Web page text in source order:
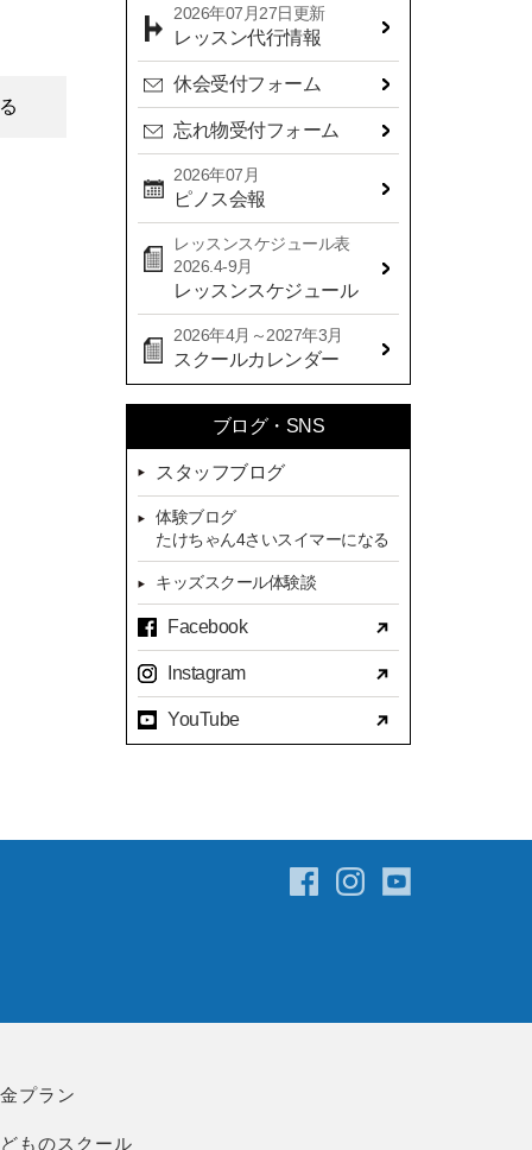
2024年11月(19)
2024年09月(15)
2024年08月(21)
2024年07月(20)
2024年06月(29)
2024年05月(22)
2024年04月(20)
2024年03月(16)
2024年02月(7)
2024年01月(8)
2023年12月(14)
2023年11月(13)
2023年10月(9)
2023年09月(10)
2023年08月(9)
2023年07月(17)
2023年06月(9)
2023年05月(11)
2023年02月(8)
2026年07月27日更新
レッスン代行情報
休会受付フォーム
忘れ物受付フォーム
2026年07月
ピノス会報
レッスンスケジュール表
2026.4-9月
レッスンスケジュール
2026年4月～2027年3月
スクールカレンダー
ブログ・SNS
スタッフブログ
体験ブログ
たけちゃん4さいスイマーになる
キッズスクール体験談
Facebook
Instagram
YouTube
プラン
ものスクール